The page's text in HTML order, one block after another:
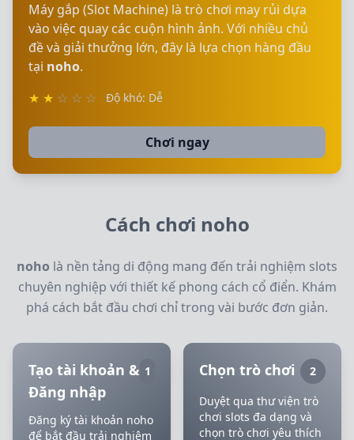
Máy gắp (Slot Machine) là trò chơi may rủi dựa
vào việc quay các cuộn hình ảnh. Với nhiều chủ
đề và giải thưởng lớn, đây là lựa chọn hàng đầu
tại noho.
★ ★ ☆ ☆ ☆ Độ khó: Dễ
Chơi ngay
Cách chơi noho
noho là nền tảng di động mang đến trải nghiệm slots
chuyên nghiệp với thiết kế phong cách cổ điển. Khám
phá cách bắt đầu chơi chỉ trong vài bước đơn giản.
Tạo tài khoản &
Đăng nhập
1
Đăng ký tài khoản noho
để bắt đầu trải nghiệm
Chọn trò chơi
2
Duyệt qua thư viện trò
chơi slots đa dạng và
chọn trò chơi yêu thích